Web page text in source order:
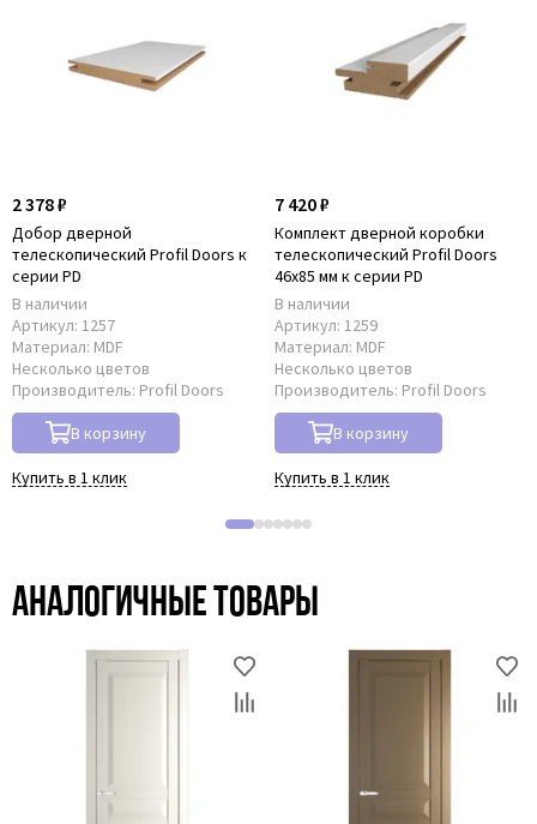
2 378 ₽
Добор дверной
телескопический Profil Doors к
серии PD
В наличии
Артикул: 1257
Материал: MDF
Несколько цветов
Производитель: Profil Doors
В корзину
Купить в 1 клик
7 420 ₽
Комплект дверной коробки
телескопический Profil Doors
46x85 мм к серии PD
В наличии
Артикул: 1259
Материал: MDF
Несколько цветов
Производитель: Profil Doors
В корзину
Купить в 1 клик
Аналогичные товары